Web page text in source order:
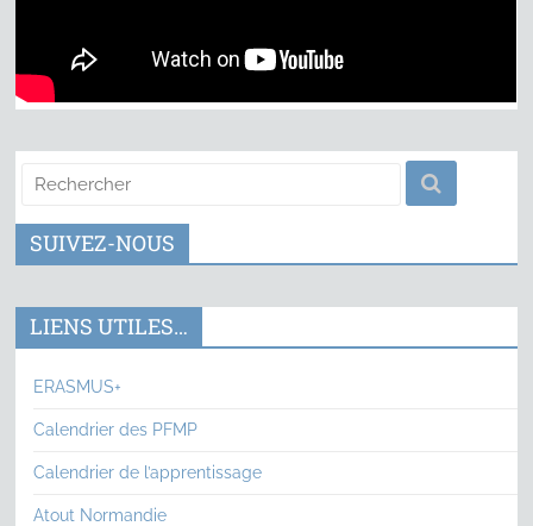
SUIVEZ-NOUS
LIENS UTILES…
ERASMUS+
Calendrier des PFMP
Calendrier de l’apprentissage
Atout Normandie